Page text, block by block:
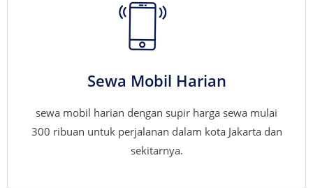
Sewa Mobil Harian
sewa mobil harian dengan supir harga sewa mulai
300 ribuan untuk perjalanan dalam kota Jakarta dan
sekitarnya.